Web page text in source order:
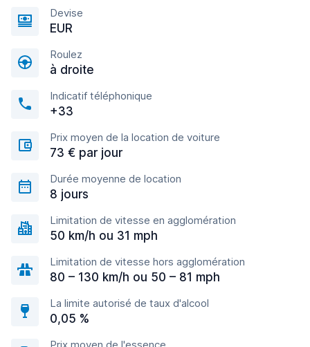
Devise
EUR
Roulez
à droite
Indicatif téléphonique
+33
Prix moyen de la location de voiture
73 € par jour
Durée moyenne de location
8 jours
Limitation de vitesse en agglomération
50 km/h ou 31 mph
Limitation de vitesse hors agglomération
80 – 130 km/h ou 50 – 81 mph
La limite autorisé de taux d'alcool
0,05 %